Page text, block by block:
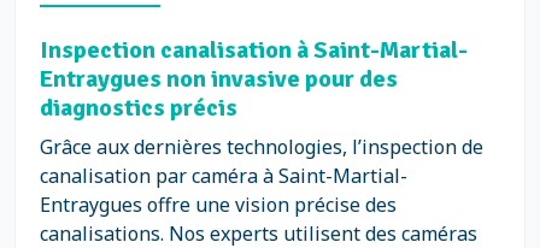
Inspection canalisation à Saint-Martial-
Entraygues non invasive pour des
diagnostics précis
Grâce aux dernières technologies, l’inspection de
canalisation par caméra à Saint-Martial-
Entraygues offre une vision précise des
canalisations. Nos experts utilisent des caméras